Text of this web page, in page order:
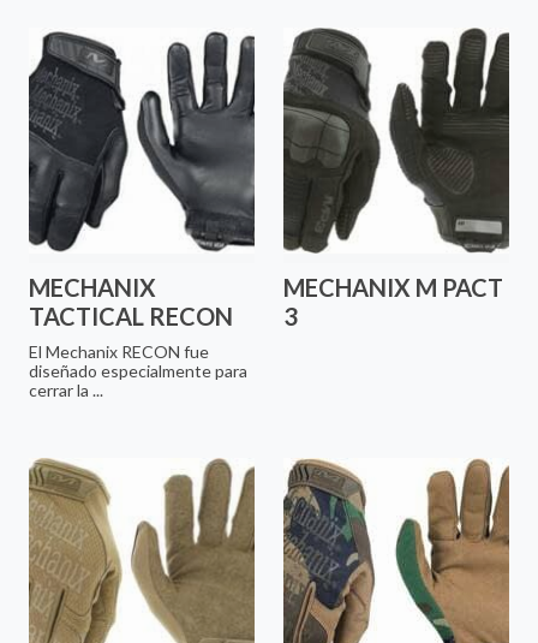
MECHANIX
TACTICAL RECON
El Mechanix RECON fue
diseñado especialmente para
cerrar la ...
MECHANIX M PACT
3